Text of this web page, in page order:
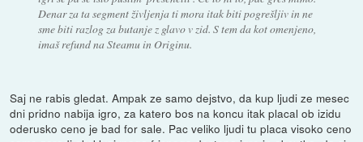
Denar za ta segment življenja ti mora itak biti pogrešljiv in ne
sme biti razlog za butanje z glavo v zid. S tem da kot omenjeno,
imaš refund na Steamu in Originu.
Saj ne rabis gledat. Ampak ze samo dejstvo, da kup ljudi ze mesec
dni pridno nabija igro, za katero bos na koncu itak placal ob izidu
oderusko ceno je bad for sale. Pac veliko ljudi tu placa visoko ceno